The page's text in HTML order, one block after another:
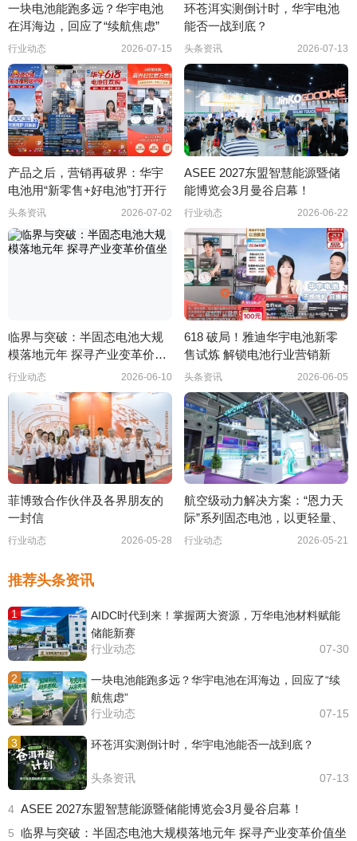
一块电池能跑多远？华宇电池
在洱海边，回应了“续航焦虑”
行业动态 2026-07-15
环苍洱实测倒计时，华宇电池
能否一战到底？
头条资讯 2026-07-13
产品之后，营销再破界：华宇
电池用“新零售+好电池”打开行
头条资讯 2026-07-02
ASEE 2027东盟智慧能源暨储
能博览会3月曼谷启幕！
行业动态 2026-06-22
临界与突破：半固态电池大规
模落地元年 探寻产业变革价值
坐
行业动态 2026-06-10
618 破局！雅迪华宇电池新零
售试炼 解锁电池行业营销新
头条资讯 2026-06-05
菲博致合作伙伴及各界朋友的
一封信
行业动态 2026-05-28
航空级动力解决方案：“恩力天
际”系列固态电池，以更轻量、
行业动态 2026-05-21
推荐头条资讯
1
AIDC时代到来！掌握两大资源，万华电池材料赋能
储能新赛
行业动态
07-30
2
一块电池能跑多远？华宇电池在洱海边，回应了“续
航焦虑”
行业动态
07-15
3 环苍洱实测倒计时，华宇电池能否一战到底？
头条资讯 07-13
4 ASEE 2027东盟智慧能源暨储能博览会3月曼谷启幕！
5 临界与突破：半固态电池大规模落地元年 探寻产业变革价值坐